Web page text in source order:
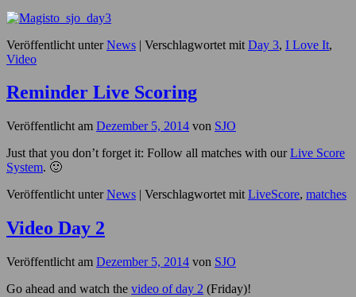
Veröffentlicht unter News | Verschlagwortet mit Day 3, I Love It,
Video
Reminder Live Scoring
Veröffentlicht am Dezember 5, 2014 von SJO
Just that you don’t forget it: Follow all matches with ourLive Score
System. 🙂
Veröffentlicht unter News | Verschlagwortet mit LiveScore, matches
Video Day 2
Veröffentlicht am Dezember 5, 2014 von SJO
Go ahead and watch the video of day 2 (Friday)!